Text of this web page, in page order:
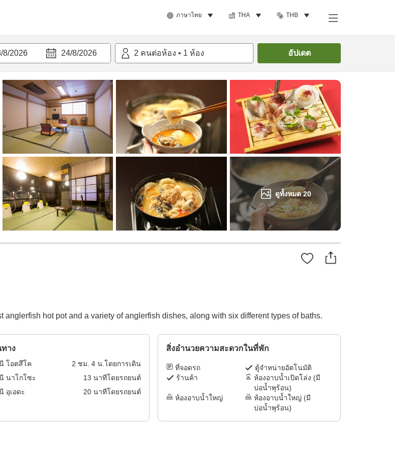
ภาษาไทย THA THB
8/2026 24/8/2026 2 คนต่อห้อง • 1 ห้อง อัปเดต
ดูทั้งหมด20
ค้นหาห้องพัก
hot pot and a variety of anglerfish dishes, along with six different types of baths.
ทาง
โอตสึโค 2 ชม. 4น.โดยการเดิน
นาโกโซะ
13 นาทีโดยรถยนต์
อุเอดะ
20นาทีโดยรถยนต์
สิ่งอำนวยความสะดวกในที่พัก
ที่จอดรถ
ตู้จำหน่ายอัตโนมัติ
ร้านค้า
ห้องอาบน้ำเปิดโล่ง (มี
บ่อน้ำพุร้อน)
ห้องอาบน้ำใหญ่
ห้องอาบน้ำใหญ่ (มี
บ่อน้ำพุร้อน)